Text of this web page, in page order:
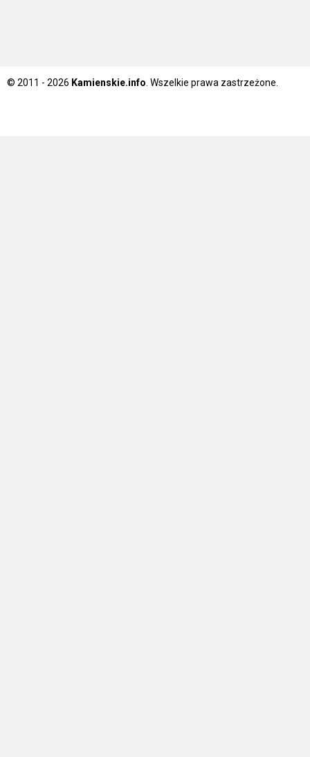
© 2011 - 2026 Kamienskie.info . Wszelkie prawa zastrzeżone.